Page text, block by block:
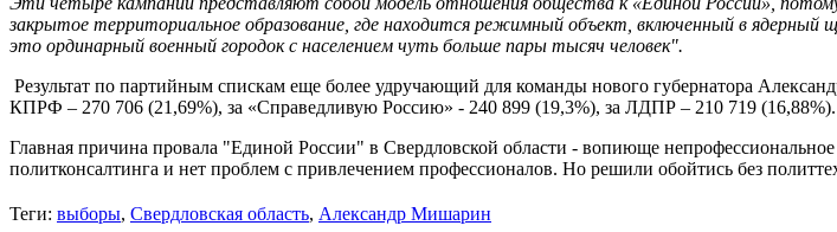
закрытое территориальное образование, где находится режимный объект, включенный в ядерный
это ординарный военный городок с населением чуть больше пары тысяч человек".
Результат по партийным спискам еще более удручающий для команды нового губернатора
КПРФ – 270 706 (21,69%), за «Справедливую Россию» - 240 899 (19,3%), за ЛДПР – 210 719 (16,88%).
Главная причина провала "Единой России" в Свердловской области - вопиюще
политконсалтинга и нет проблем с привлечением профессионалов. Но решили обойтись без
Теги: выборы, Свердловская область, Александр Мишарин